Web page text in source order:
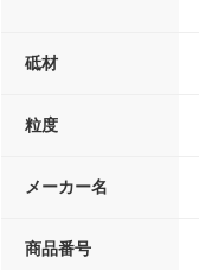
砥材
粒度
メーカー名
商品番号